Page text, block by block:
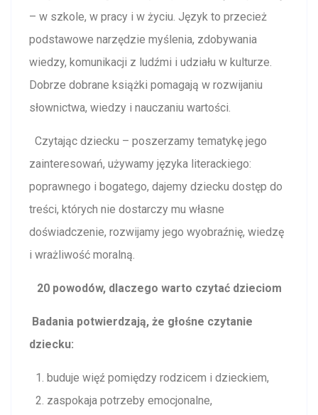
– w szkole, w pracy i w życiu. Język to przecież
podstawowe narzędzie myślenia, zdobywania
wiedzy, komunikacji z ludźmi i udziału w kulturze.
Dobrze dobrane książki pomagają w rozwijaniu
słownictwa, wiedzy i nauczaniu wartości.
Czytając dziecku – poszerzamy tematykę jego
zainteresowań, używamy języka literackiego:
poprawnego i bogatego, dajemy dziecku dostęp do
treści, których nie dostarczy mu własne
doświadczenie, rozwijamy jego wyobraźnię, wiedzę
i wrażliwość moralną.
20 powodów, dlaczego warto czytać dzieciom
Badania potwierdzają, że głośne czytanie
dziecku:
buduje więź pomiędzy rodzicem i dzieckiem,
zaspokaja potrzeby emocjonalne,